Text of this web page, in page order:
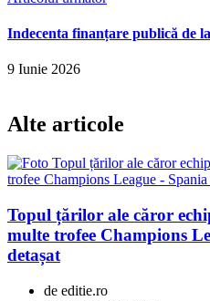
Indecenta finanțare publică de
9 Iunie 2026
Alte articole
Topul țărilor ale căror
multe trofee Champions
detașat
de editie.ro